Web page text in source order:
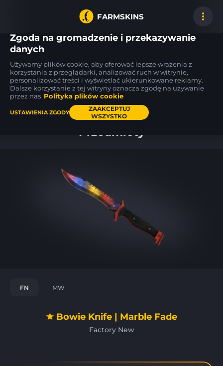
FARMSKINS
17
M4A1-S
Electrum BS 17
FAMAS
Teardown FT
Glock-18
Warhawk
Przedmioty
FN MW
★ Bowie Knife | Marble Fade
Factory New
Zgoda na gromadzenie i przekazywanie
danych
Używamy plików cookie, aby oferować lepsze wrażenia z
korzystania z przeglądarki, analizować ruch w witrynie,
personalizować treści i wyświetlać ukierunkowane reklamy.
Dalsze korzystanie z tej witryny oznacza zgodę na używanie
przez nas Polityka plików cookie
USTAWIENIA ZGODY
ZAAKCEPTUJ
WSZYSTKO